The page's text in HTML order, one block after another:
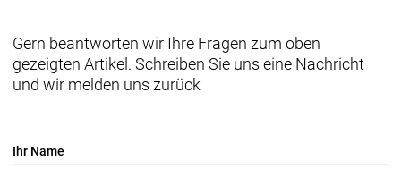
Gern beantworten wir Ihre Fragen zum oben
gezeigten Artikel. Schreiben Sie uns eine Nachricht
und wir melden uns zurück
Ihr Name